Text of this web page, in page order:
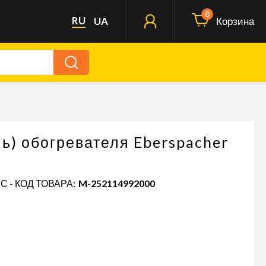
RU UA
0
Корзина
обогревателя Eberspacher
- КОД ТОВАРА: M-252114992000